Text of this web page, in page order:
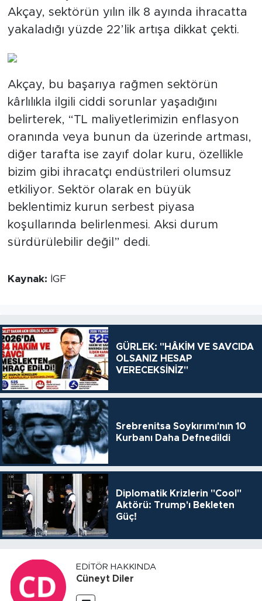
Akçay, sektörün yılın ilk 8 ayında ihracatta
yakaladığı yüzde 22’lik artışa dikkat çekti.
Akçay, bu başarıya rağmen sektörün
kârlılıkla ilgili ciddi sorunlar yaşadığını
belirterek, “TL maliyetlerimizin enflasyon
oranında veya bunun da üzerinde artması,
diğer tarafta ise zayıf dolar kuru, özellikle
bizim gibi ihracatçı endüstrileri olumsuz
etkiliyor. Sektör olarak en büyük
beklentimiz kurun serbest piyasa
koşullarında belirlenmesi. Aksi durum
sürdürülebilir değil” dedi.
Kaynak: İGF
GÜRLEK: "HÂKİM VE SAVCIDA
OLSANIZ HESAP
VERECEKSİNİZ"
Srebrenitsa Soykırımı'nın 10
Kurbanı Daha Defnedildi
Diplomatik Krizlerin "Cool"
Aktörü: Trump'ı Bekleten
Güç!
EDITÖR HAKKINDA
Cüneyt Diler